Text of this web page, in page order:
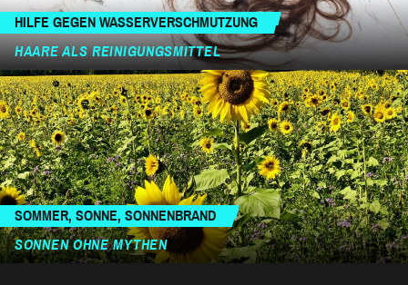
HILFE GEGEN WASSERVERSCHMUTZUNG
HAARE ALS REINIGUNGSMITTEL
SOMMER, SONNE, SONNENBRAND
SONNEN OHNE MYTHEN